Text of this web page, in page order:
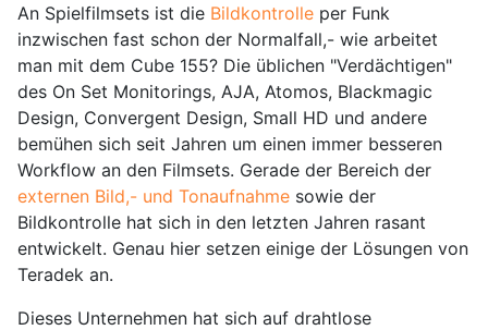
An Spielfilmsets ist die Bildkontrolle per Funk
inzwischen fast schon der Normalfall,- wie arbeitet
man mit dem Cube 155? Die üblichen "Verdächtigen"
des On Set Monitorings, AJA, Atomos, Blackmagic
Design, Convergent Design, Small HD und andere
bemühen sich seit Jahren um einen immer besseren
Workflow an den Filmsets. Gerade der Bereich der
externen Bild,- und Tonaufnahme sowie der
Bildkontrolle hat sich in den letzten Jahren rasant
entwickelt. Genau hier setzen einige der Lösungen von
Teradek an.
Dieses Unternehmen hat sich auf drahtlose